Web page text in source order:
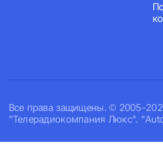
Все права защищены. © 2005-
"Телерадиокомпания Люкс".